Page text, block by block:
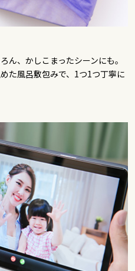
ん、かしこまったシーンにも。
た風呂敷包みで、1つ1つ丁寧に